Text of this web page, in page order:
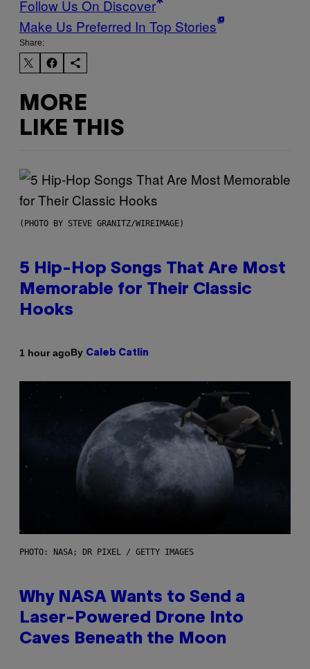
Follow Us On Discover
Make Us Preferred In Top Stories
Share:
MORE
LIKE THIS
(PHOTO BY STEVE GRANITZ/WIREIMAGE)
5 Hip-Hop Songs That Are Most
Memorable for Their Classic
Hooks
1 hour agoBy Caleb Catlin
PHOTO: NASA; DR PIXEL / GETTY IMAGES
Why NASA Wants to Send a
Laser-Powered Drone Into
Caves Beneath the Moon